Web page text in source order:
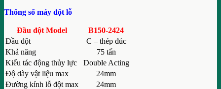
Thông số máy đột lỗ
Đầu đột Model
B150-2424
Đầu đột
C – thép đúc
Khả năng
75 tấn
Kiểu tác động thủy lực
Double Acting
Độ dày vật liệu max
24mm
Đường kính lỗ đột max
24mm